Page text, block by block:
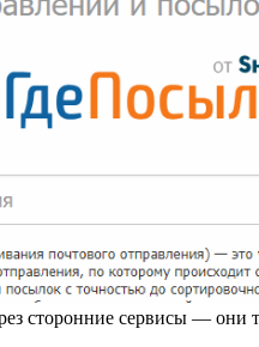
сторонние сервисы — они